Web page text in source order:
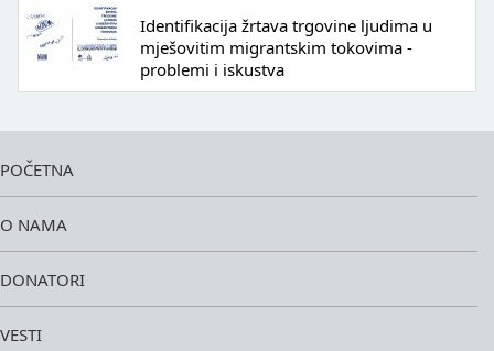
Identifikacija žrtava trgovine ljudima u
mješovitim migrantskim tokovima -
problemi i iskustva
POČETNA
O NAMA
DONATORI
VESTI